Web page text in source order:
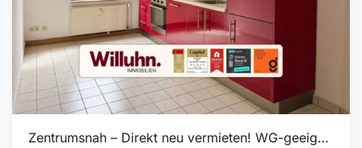
Zentrumsnah – Direkt neu vermieten! WG-geeignet | Einbauküche inkl. | Tageslichtbad | Keller